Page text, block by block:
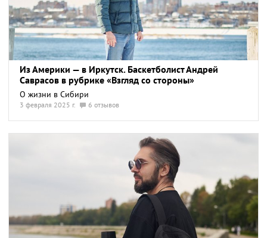
Из Америки — в Иркутск. Баскетболист Андрей
Саврасов в рубрике «Взгляд со стороны»
О жизни в Сибири
3 февраля 2025 г. 6 отзывов